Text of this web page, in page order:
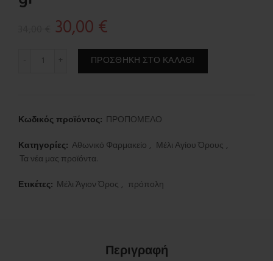
Original
price
was:
30,00 €
τρέχουσα
τιμή
30,00 €.
Mέλι με πρόπολη 950-1000 gr ποσότητα
ΠΡΟΣΘΉΚΗ ΣΤΟ ΚΑΛΆΘΙ
Κωδικός προϊόντος: ΠΡΟΠΟΜΕΛΟ
Κατηγορίες: Αθωνικό Φαρμακείο , Μέλι Αγίου Όρους ,
Τα νέα μας προϊόντα.
Ετικέτες: Μέλι Άγιον Όρος , πρόπολη
Περιγραφή